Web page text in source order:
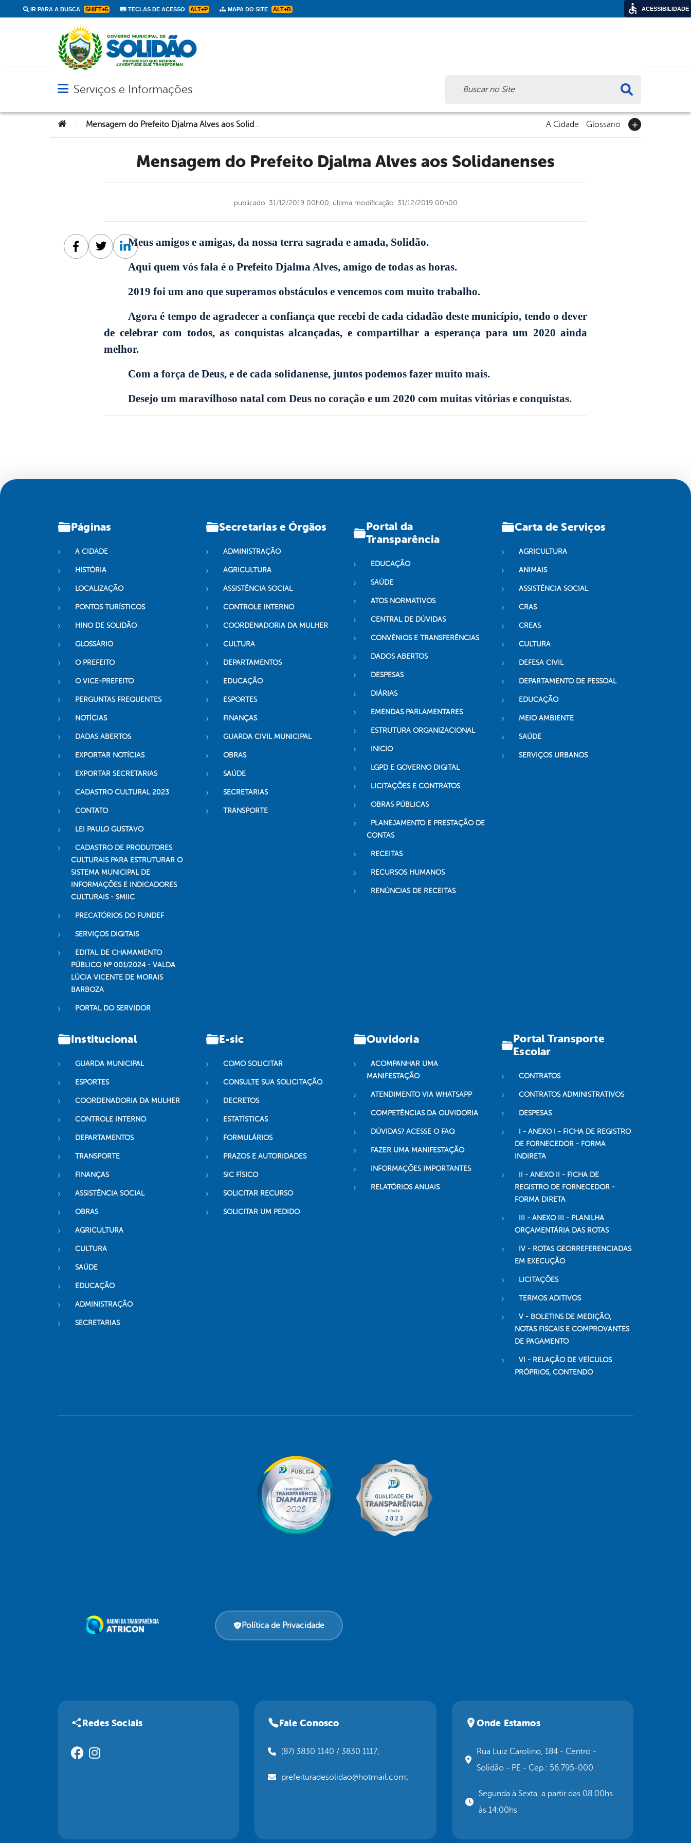
IR PARA A BUSCA SHIFT+5 TECLAS DE ACESSO ALT+P MAPA DO SITE ALT+B
Abrir menu principal de navegação
Serviços e Informações
Você está aqui: Mensagem do Prefeito Djalma Alves aos Solidanenses A Cidade Glossário
Mensagem do Prefeito Djalma Alves aos Solidanenses
publicado: 31/12/2019 00h00, última modificação: 31/12/2019 00h00
Meus amigos e amigas, da nossa terra sagrada e amada, Solidão.
Aqui quem vós fala é o Prefeito Djalma Alves, amigo de todas as horas.
2019 foi um ano que superamos obstáculos e vencemos com muito trabalho.
Agora é tempo de agradecer a confiança que recebi de cada cidadão deste município, tendo o dever
de celebrar com todos, as conquistas alcançadas, e compartilhar a esperança para um 2020 ainda
melhor.
Com a força de Deus, e de cada solidanense, juntos podemos fazer muito mais.
Desejo um maravilhoso natal com Deus no coração e um 2020 com muitas vitórias e conquistas.
Facebook
TwitterLinkedin
Páginas
A CIDADE
HISTÓRIA
LOCALIZAÇÃO
PONTOS TURÍSTICOS
HINO DE SOLIDÃO
GLOSSÁRIO
O PREFEITO
O VICE-PREFEITO
PERGUNTAS FREQUENTES
NOTÍCIAS
DADAS ABERTOS
EXPORTAR NOTÍCIAS
EXPORTAR SECRETARIAS
CADASTRO CULTURAL 2023
CONTATO
LEI PAULO GUSTAVO
CADASTRO DE PRODUTORES
CULTURAIS PARA ESTRUTURAR O
SISTEMA MUNICIPAL DE
INFORMAÇÕES E INDICADORES
CULTURAIS - SMIIC
PRECATÓRIOS DO FUNDEF
SERVIÇOS DIGITAIS
EDITAL DE CHAMAMENTO
PÚBLICO Nº 001/2024 - VALDA
LÚCIA VICENTE DE MORAIS
BARBOZA
PORTAL DO SERVIDOR
Secretarias e Órgãos
ADMINISTRAÇÃO
AGRICULTURA
ASSISTÊNCIA SOCIAL
CONTROLE INTERNO
COORDENADORIA DA MULHER
CULTURA
DEPARTAMENTOS
EDUCAÇÃO
ESPORTES
FINANÇAS
GUARDA CIVIL MUNICIPAL
OBRAS
SAÚDE
SECRETARIAS
TRANSPORTE
Portal da
Transparência
EDUCAÇÃO
SAÚDE
ATOS NORMATIVOS
CENTRAL DE DÚVIDAS
CONVÊNIOS E TRANSFERÊNCIAS
DADOS ABERTOS
DESPESAS
DIÁRIAS
EMENDAS PARLAMENTARES
ESTRUTURA ORGANIZACIONAL
INICIO
LGPD E GOVERNO DIGITAL
LICITAÇÕES E CONTRATOS
OBRAS PÚBLICAS
PLANEJAMENTO E PRESTAÇÃO DE
CONTAS
RECEITAS
RECURSOS HUMANOS
RENÚNCIAS DE RECEITAS
Carta de Serviços
AGRICULTURA
ANIMAIS
ASSISTÊNCIA SOCIAL
CRAS
CREAS
CULTURA
DEFESA CIVIL
DEPARTAMENTO DE PESSOAL
EDUCAÇÃO
MEIO AMBIENTE
SAÚDE
SERVIÇOS URBANOS
Institucional
GUARDA MUNICIPAL
ESPORTES
COORDENADORIA DA MULHER
CONTROLE INTERNO
DEPARTAMENTOS
TRANSPORTE
FINANÇAS
ASSISTÊNCIA SOCIAL
OBRAS
AGRICULTURA
CULTURA
SAÚDE
EDUCAÇÃO
ADMINISTRAÇÃO
SECRETARIAS
E-sic
COMO SOLICITAR
CONSULTE SUA SOLICITAÇÃO
DECRETOS
ESTATÍSTICAS
FORMULÁRIOS
PRAZOS E AUTORIDADES
SIC FÍSICO
SOLICITAR RECURSO
SOLICITAR UM PEDIDO
Ouvidoria
ACOMPANHAR UMA
MANIFESTAÇÃO
ATENDIMENTO VIA WHATSAPP
COMPETÊNCIAS DA OUVIDORIA
DÚVIDAS? ACESSE O FAQ
FAZER UMA MANIFESTAÇÃO
INFORMAÇÕES IMPORTANTES
RELATÓRIOS ANUAIS
Portal Transporte
Escolar
CONTRATOS
CONTRATOS ADMINISTRATIVOS
DESPESAS
I - ANEXO I - FICHA DE REGISTRO
DE FORNECEDOR - FORMA
INDIRETA
II - ANEXO II - FICHA DE
REGISTRO DE FORNECEDOR -
FORMA DIRETA
III - ANEXO III - PLANILHA
ORÇAMENTÁRIA DAS ROTAS
IV - ROTAS GEORREFERENCIADAS
EM EXECUÇÃO
LICITAÇÕES
TERMOS ADITIVOS
V - BOLETINS DE MEDIÇÃO,
NOTAS FISCAIS E COMPROVANTES
DE PAGAMENTO
VI - RELAÇÃO DE VEÍCULOS
PRÓPRIOS, CONTENDO
Política de Privacidade
Redes Sociais Fale Conosco
(87) 3830 1140 / 3830 1117;
prefeituradesolidao@hotmail.com;
Onde Estamos
Rua Luiz Carolino, 184 - Centro -
Solidão - PE - Cep.: 56.795-000
Segunda à Sexta, a partir das 08:00hs
às 14:00hs
ACESSIBILIDADE